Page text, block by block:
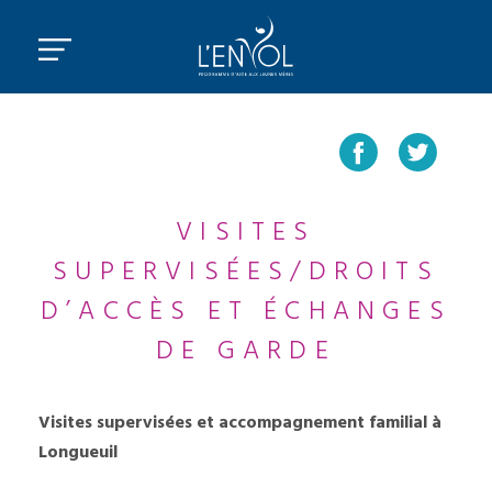
VISITES
SUPERVISÉES/DROITS
D’ACCÈS ET ÉCHANGES
DE GARDE
Visites supervisées et accompagnement familial à
Longueuil